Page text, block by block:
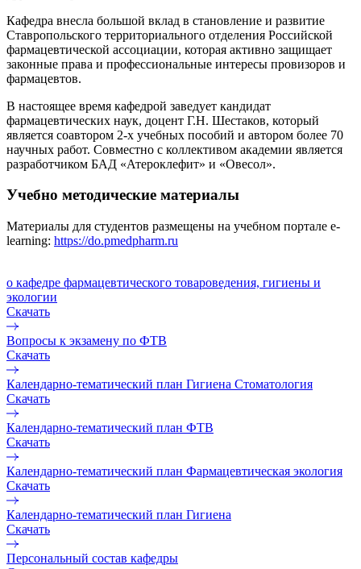
Кафедра внесла большой вклад в становление и развитие
Ставропольского территориального отделения Российской
фармацевтической ассоциации, которая активно защищает
законные права и профессиональные интересы провизоров и
фармацевтов.
В настоящее время кафедрой заведует кандидат
фармацевтических наук, доцент Г.Н. Шестаков, который
является соавтором 2-х учебных пособий и автором более 70
научных работ. Совместно с коллективом академии является
разработчиком БАД «Атероклефит» и «Овесол».
Учебно методические материалы
Материалы для студентов размещены на учебном портале e-
learning: https://do.pmedpharm.ru
о кафедре фармацевтического товароведения, гигиены и
экологии
Скачать
Вопросы к экзамену по ФТВ
Скачать
Календарно-тематический план Гигиена Стоматология
Скачать
Календарно-тематический план ФТВ
Скачать
Календарно-тематический план Фармацевтическая экология
Скачать
Календарно-тематический план Гигиена
Скачать
Персональный состав кафедры